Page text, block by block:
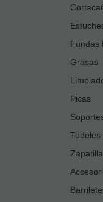
Fundas
Grasas
Picas
Tudeles